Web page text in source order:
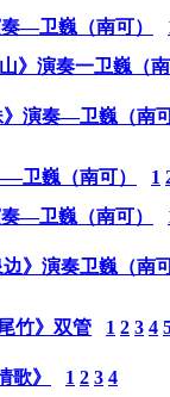
—卫巍（南可）
》演奏一卫巍（
》演奏—卫巍（南
卫巍（南可）
1
—卫巍（南可）
》演奏卫巍（南
竹》双管
1 2 3 4
歌》 1 2 3 4